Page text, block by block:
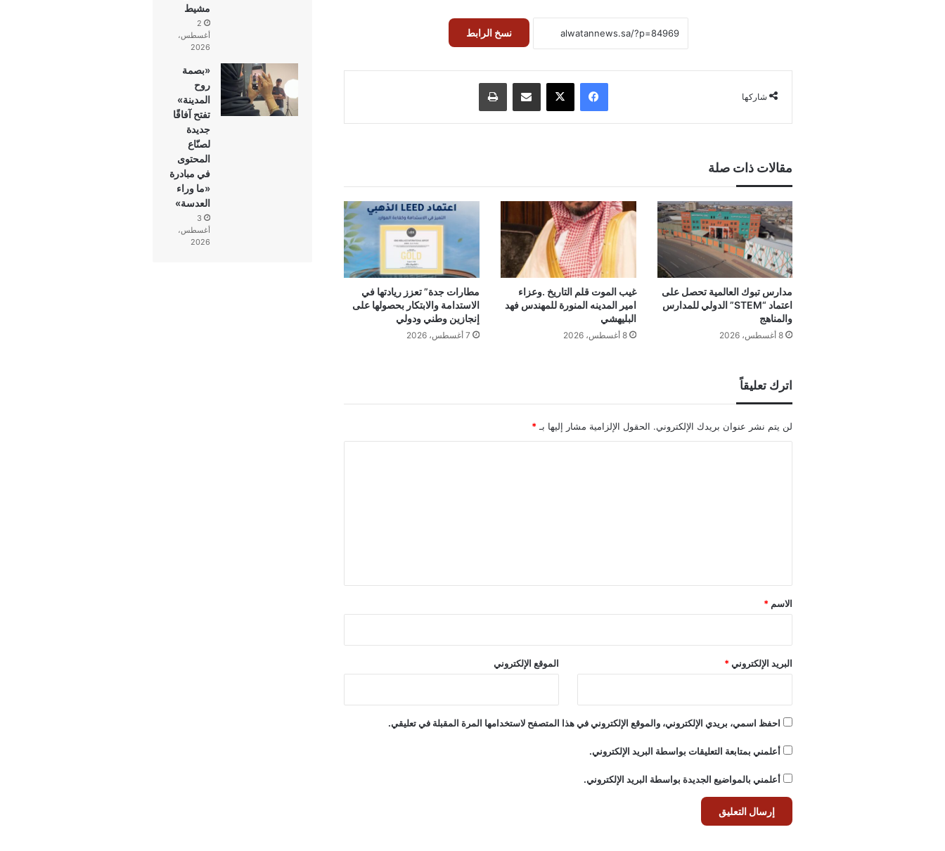
نسخ الرابط
شاركها
فيسبوك ‫X مشاركة عبر البريد طباعة
مقالات ذات صلة
مدارس تبوك العالمية تحصل على
اعتماد “STEM” الدولي للمدارس
والمناهج
8 أغسطس، 2026
غيب الموت قلم التاريخ .وعزاء
امير المدينه المنورة للمهندس فهد
البليهشي
8 أغسطس، 2026
مطارات جدة” تعزز ريادتها في
الاستدامة والابتكار بحصولها على
إنجازين وطني ودولي
7 أغسطس، 2026
اترك تعليقاً
لن يتم نشر عنوان بريدك الإلكتروني. الحقول الإلزامية مشار إليها بـ *
*
الاسم *
البريد الإلكتروني* الموقع الإلكتروني
احفظ اسمي، بريدي الإلكتروني، والموقع الإلكتروني في هذا المتصفح لاستخدامها المرة المقبلة في تعليقي.
أعلمني بمتابعة التعليقات بواسطة البريد الإلكتروني.
أعلمني بالمواضيع الجديدة بواسطة البريد الإلكتروني.
مشيط
2
أغسطس،
2026
«بصمة
روح
المدينة»
تفتح آفاقًا
جديدة
لصنّاع
المحتوى
في مبادرة
«ما وراء
العدسة»
3
أغسطس،
2026